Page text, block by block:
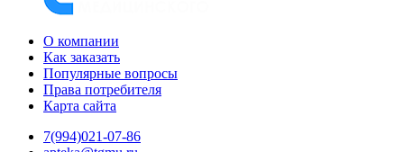
О компании
Как заказать
Популярные вопросы
Права потребителя
Карта сайта
7(994)021-07-86